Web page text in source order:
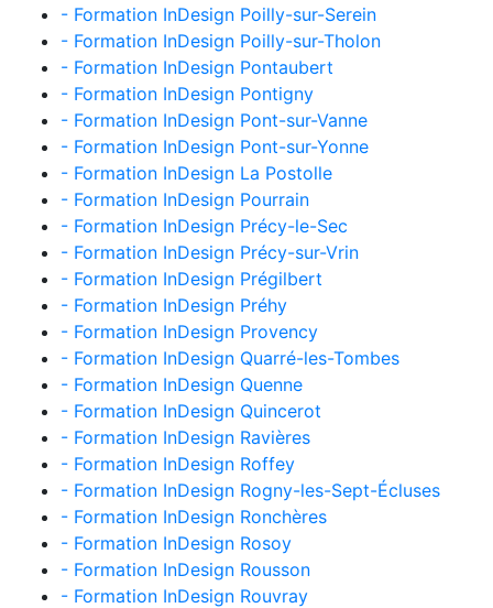
- Formation InDesign Poilly-sur-Serein
- Formation InDesign Poilly-sur-Tholon
- Formation InDesign Pontaubert
- Formation InDesign Pontigny
- Formation InDesign Pont-sur-Vanne
- Formation InDesign Pont-sur-Yonne
- Formation InDesign La Postolle
- Formation InDesign Pourrain
- Formation InDesign Précy-le-Sec
- Formation InDesign Précy-sur-Vrin
- Formation InDesign Prégilbert
- Formation InDesign Préhy
- Formation InDesign Provency
- Formation InDesign Quarré-les-Tombes
- Formation InDesign Quenne
- Formation InDesign Quincerot
- Formation InDesign Ravières
- Formation InDesign Roffey
- Formation InDesign Rogny-les-Sept-Écluses
- Formation InDesign Ronchères
- Formation InDesign Rosoy
- Formation InDesign Rousson
- Formation InDesign Rouvray